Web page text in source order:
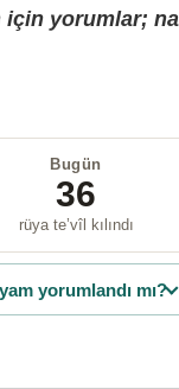
yorumlar;
Bugün
36
rüya te’vîl kılındı
yorumlandı mı?